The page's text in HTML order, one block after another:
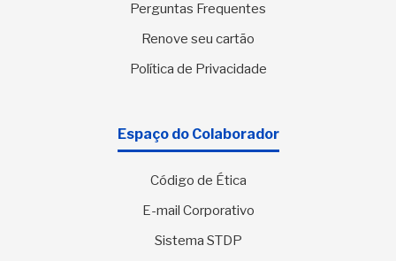
Perguntas Frequentes
Renove seu cartão
Política de Privacidade
Espaço do Colaborador
Código de Ética
E-mail Corporativo
Sistema STDP